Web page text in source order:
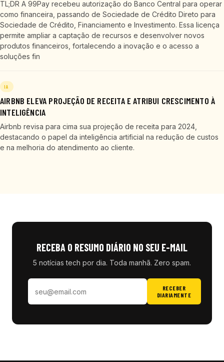
TL;DR A 99Pay recebeu autorização do Banco Central para operar
como financeira, passando de Sociedade de Crédito Direto para
Sociedade de Crédito, Financiamento e Investimento. Essa licença
permite ampliar a captação de recursos e desenvolver novos
produtos financeiros, fortalecendo a inovação e o acesso a
soluções fin
IA
AIRBNB ELEVA PROJEÇÃO DE RECEITA E ATRIBUI CRESCIMENTO À
INTELIGÊNCIA
Airbnb revisa para cima sua projeção de receita para 2024,
destacando o papel da inteligência artificial na redução de custos
e na melhoria do atendimento ao cliente.
RECEBA O RESUMO DIÁRIO NO SEU E-MAIL
5 notícias tech por dia. Toda manhã. Zero spam.
RECEBER
DIARIAMENTE